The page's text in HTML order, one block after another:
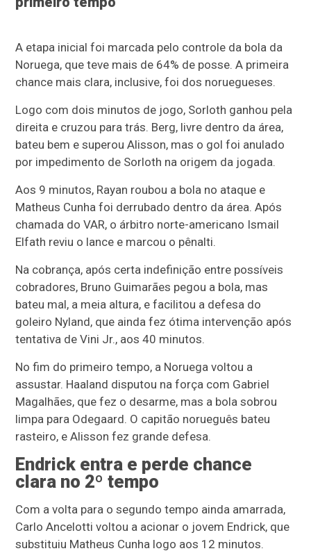
A etapa inicial foi marcada pelo controle da bola da
Noruega, que teve mais de 64% de posse. A primeira
chance mais clara, inclusive, foi dos noruegueses.
Logo com dois minutos de jogo, Sorloth ganhou pela
direita e cruzou para trás. Berg, livre dentro da área,
bateu bem e superou Alisson, mas o gol foi anulado
por impedimento de Sorloth na origem da jogada.
Aos 9 minutos, Rayan roubou a bola no ataque e
Matheus Cunha foi derrubado dentro da área. Após
chamada do VAR, o árbitro norte-americano Ismail
Elfath reviu o lance e marcou o pênalti.
Na cobrança, após certa indefinição entre possíveis
cobradores, Bruno Guimarães pegou a bola, mas
bateu mal, a meia altura, e facilitou a defesa do
goleiro Nyland, que ainda fez ótima intervenção após
tentativa de Vini Jr., aos 40 minutos.
No fim do primeiro tempo, a Noruega voltou a
assustar. Haaland disputou na força com Gabriel
Magalhães, que fez o desarme, mas a bola sobrou
limpa para Odegaard. O capitão norueguês bateu
rasteiro, e Alisson fez grande defesa.
Endrick entra e perde chance
clara no 2º tempo
Com a volta para o segundo tempo ainda amarrada,
Carlo Ancelotti voltou a acionar o jovem Endrick, que
substituiu Matheus Cunha logo aos 12 minutos.